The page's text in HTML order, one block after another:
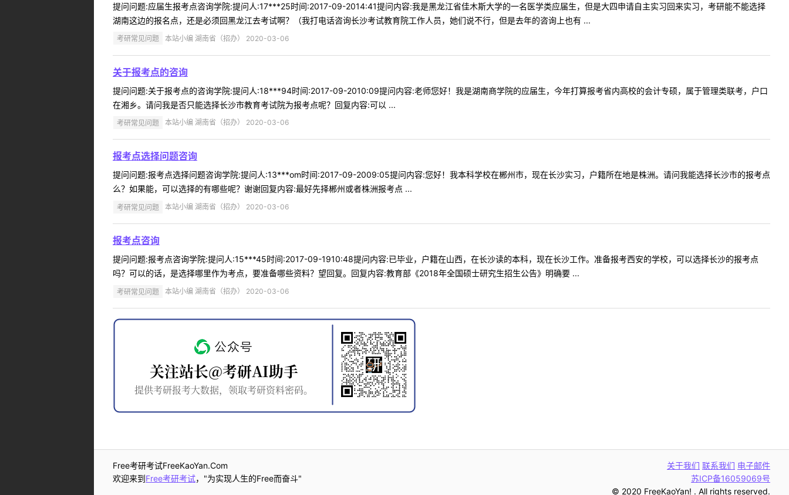
提问问题:应届生报考点咨询学院:提问人:17***25时间:2017-09-2014:41提问内容:我是黑龙江省佳木斯大学的一名医学类应届生，但是大四申请自主实习回来实习，考研能不能选择
湖南这边的报名点，还是必须回黑龙江去考试啊？（我打电话咨询长沙考试教育院工作人员，她们说不行，但是去年的咨询上也有 ...
考研常见问题 本站小编 湖南省（招办） 2020-03-06
关于报考点的咨询
提问问题:关于报考点的咨询学院:提问人:18***94时间:2017-09-2010:09提问内容:老师您好！我是湖南商学院的应届生，今年打算报考省内高校的会计专硕，属于管理类联考，户口
在湘乡。请问我是否只能选择长沙市教育考试院为报考点呢？回复内容:可以 ...
考研常见问题 本站小编 湖南省（招办） 2020-03-06
报考点选择问题咨询
提问问题:报考点选择问题咨询学院:提问人:13***om时间:2017-09-2009:05提问内容:您好！我本科学校在郴州市，现在长沙实习，户籍所在地是株洲。请问我能选择长沙市的报考点
么？如果能，可以选择的有哪些呢？谢谢回复内容:最好先择郴州或者株洲报考点 ...
考研常见问题 本站小编 湖南省（招办） 2020-03-06
报考点咨询
提问问题:报考点咨询学院:提问人:15***45时间:2017-09-1910:48提问内容:已毕业，户籍在山西，在长沙读的本科，现在长沙工作。准备报考西安的学校，可以选择长沙的报考点
吗？可以的话，是选择哪里作为考点，要准备哪些资料？望回复。回复内容:教育部《2018年全国硕士研究生招生公告》明确要 ...
考研常见问题 本站小编 湖南省（招办） 2020-03-06
Free考研考试FreeKaoYan.Com
欢迎来到Free考研考试，"为实现人生的Free而奋斗"
关于我们 联系我们 电子邮件
苏ICP备16059069号
© 2020 FreeKaoYan! . All rights reserved.